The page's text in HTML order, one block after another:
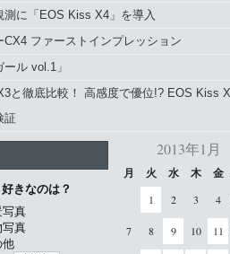
測に「EOS Kiss X4」を導入
CX4 ファーストインプレッション
ール vol.1」
と徹底比較！ 高感度で優位!? EOS Kiss
証
2013年1月
月 火 水 木 金
1 2 3 4
7 8 9 10 11
好きなのは？
写真
写真
他